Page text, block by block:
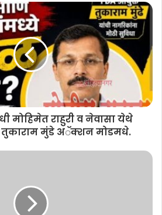
मोहिमेत राहुरी व नेवासा येथे
तुकाराम मुंडे अॅक्शन मोडमधे.